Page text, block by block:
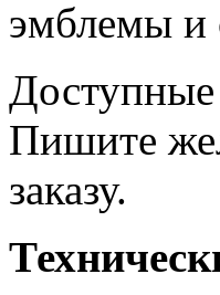
эмблемы и
Доступные
Пишите
заказу.